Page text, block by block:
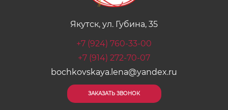
Якутск, ул. Губина, 35
+7 (924) 760-33-00
+7 (914) 272-70-07
bochkovskaya.lena@yandex.ru
ЗАКАЗАТЬ ЗВОНОК